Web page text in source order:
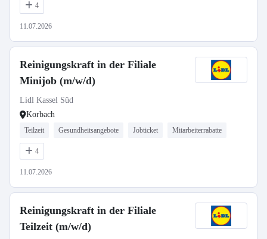
4
11.07.2026
Reinigungskraft in der Filiale
Minijob (m/w/d)
Lidl Kassel Süd
Korbach
Teilzeit Gesundheitsangebote Jobticket Mitarbeiterrabatte
4
11.07.2026
Reinigungskraft in der Filiale
Teilzeit (m/w/d)